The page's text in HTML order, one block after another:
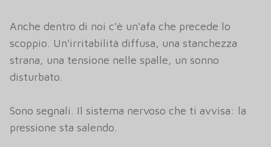
Anche dentro di noi c'è un'afa che precede lo
scoppio. Un'irritabilità diffusa, una stanchezza
strana, una tensione nelle spalle, un sonno
disturbato.
Sono segnali. Il sistema nervoso che ti avvisa: la
pressione sta salendo.